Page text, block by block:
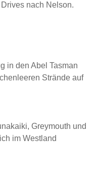
nach Nelson.
in den Abel Tasman
Strände auf
Greymouth und
im Westland